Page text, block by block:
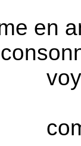
en